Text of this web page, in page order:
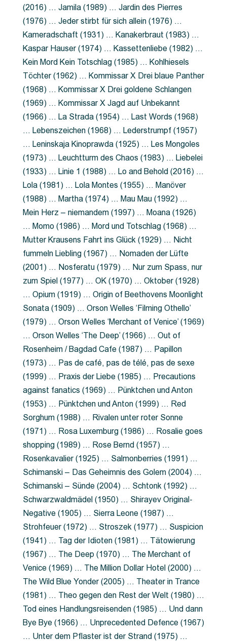
(2016) … Jamila (1989) … Jardin des Pierres
(1976) … Jeder stirbt für sich allein (1976) …
Kameradschaft (1931) … Kanakerbraut (1983) …
Kaspar Hauser (1974) … Kassettenliebe (1982) …
Kein Mord Kein Totschlag (1985) … Kohlhiesels
Töchter (1962) … Kommissar X Drei blaue Panther
(1968) … Kommissar X Drei goldene Schlangen
(1969) … Kommissar X Jagd auf Unbekannt
(1966) … La Strada (1954) … Last Words (1968)
… Lebenszeichen (1968) … Lederstrumpf (1957)
… Leninskaja Kinoprawda (1925) … Les Mongoles
(1973) … Leuchtturm des Chaos (1983) … Liebelei
(1933) … Linie 1 (1988) … Lo and Behold (2016) …
Lola (1981) … Lola Montes (1955) … Manöver
(1988) … Martha (1974) … Mau Mau (1992) …
Mein Herz – niemandem (1997) … Moana (1926)
… Momo (1986) … Mord und Totschlag (1968) …
Mutter Krausens Fahrt ins Glück (1929) … Nicht
fummeln Liebling (1967) … Nomaden der Lüfte
(2001) … Nosferatu (1979) … Nur zum Spass, nur
zum Spiel (1977) … OK (1970) … Oktober (1928)
… Opium (1919) … Origin of Beethovens Moonlight
Sonata (1909) … Orson Welles ‘Filming Othello’
(1979) … Orson Welles ‘Merchant of Venice’ (1969)
… Orson Welles ‘The Deep’ (1966) … Out of
Rosenheim / Bagdad Cafe (1987) … Papillon
(1973) … Pas de café, pas de télé, pas de sexe
(1999) … Praxis der Liebe (1985) … Precautions
against fanatics (1969) … Pünktchen und Anton
(1953) … Pünktchen und Anton (1999) … Red
Sorghum (1988) … Rivalen unter roter Sonne
(1971) … Rosa Luxemburg (1986) … Rosalie goes
shopping (1989) … Rose Bernd (1957) …
Rosenkavalier (1925) … Salmonberries (1991) …
Schimanski – Das Geheimnis des Golem (2004) …
Schimanski – Sünde (2004) … Schtonk (1992) …
Schwarzwaldmädel (1950) … Shirayev Original-
Negative (1905) … Sierra Leone (1987) …
Strohfeuer (1972) … Stroszek (1977) … Suspicion
(1941) … Tag der Idioten (1981) … Tätowierung
(1967) … The Deep (1970) … The Merchant of
Venice (1969) … The Million Dollar Hotel (2000) …
The Wild Blue Yonder (2005) … Theater in Trance
(1981) … Theo gegen den Rest der Welt (1980) …
Tod eines Handlungsreisenden (1985) … Und dann
Bye Bye (1966) … Unprecedented Defence (1967)
… Unter dem Pflaster ist der Strand (1975) …